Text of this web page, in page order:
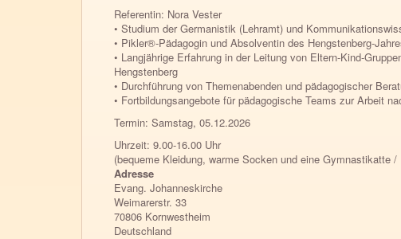
Referentin: Nora Vester
• Studium der Germanistik (Lehramt) und
• Pikler®-Pädagogin und Absolventin des Hengstenberg-
• Langjährige Erfahrung in der Leitung von Eltern-Kind-
Hengstenberg
• Durchführung von Themenabenden und pädagogischer
• Fortbildungsangebote für pädagogische Teams zur Arbeit
Termin: Samstag, 05.12.2026
Uhrzeit: 9.00-16.00 Uhr
(bequeme Kleidung, warme Socken und eine Gymnastikatte
Adresse
Evang. Johanneskirche
Weimarerstr. 33
70806 Kornwestheim
Deutschland